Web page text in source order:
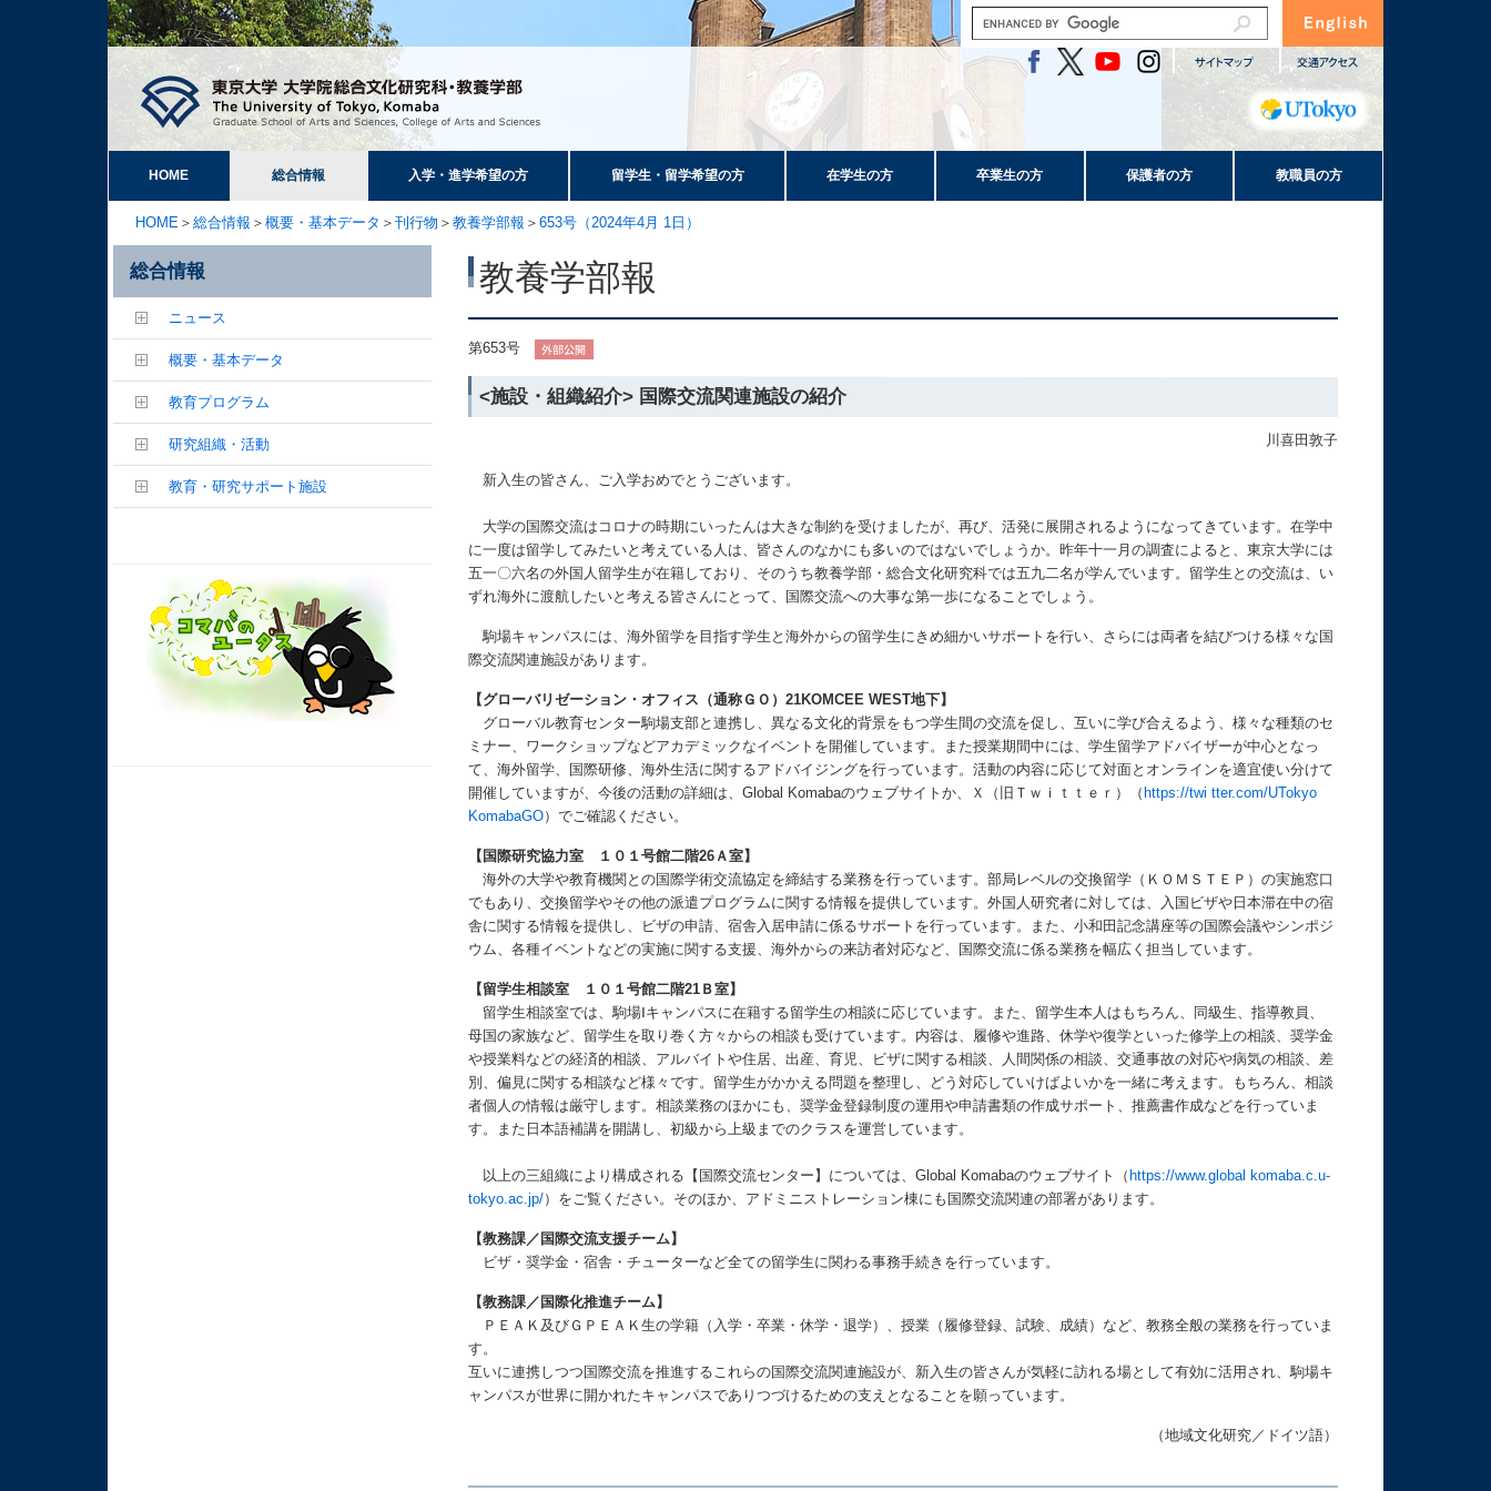
HOME 総合情報 入学・進学希望の方 留学生・留学希望の方 在学生の方 卒業生の方 保護者の方 教職員の方
HOME ＞ 総合情報 ＞ 概要・基本データ ＞ 刊行物 ＞ 教養学部報 ＞ 653号（2024年4月 1日）
教養学部報
第653号
<施設・組織紹介> 国際交流関連施設の紹介
川喜田敦子
新入生の皆さん、ご入学おめでとうございます。
大学の国際交流はコロナの時期にいったんは大きな制約を受けましたが、再び、活発に展開されるようになってきています。在学中
に一度は留学してみたいと考えている人は、皆さんのなかにも多いのではないでしょうか。昨年十一月の調査によると、東京大学には
五一〇六名の外国人留学生が在籍しており、そのうち教養学部・総合文化研究科では五九二名が学んでいます。留学生との交流は、い
ずれ海外に渡航したいと考える皆さんにとって、国際交流への大事な第一歩になることでしょう。
駒場キャンパスには、海外留学を目指す学生と海外からの留学生にきめ細かいサポートを行い、さらには両者を結びつける様々な国
際交流関連施設があります。
【グローバリゼーション・オフィス（通称ＧＯ）21KOM­CEE WEST地下】
グローバル教育センター駒場支部と連携し、異なる文化的背景をもつ学生間の交流を促し、互いに学び合えるよう、様々な種類のセ
ミナー、ワークショップなどアカデミックなイベントを開催しています。また授業期間中には、学生留学アドバイザーが中心となっ
て、海外留学、国際研修、海外生活に関するアドバイジングを行っています。活動の内容に応じて対面とオンラインを適宜使い分けて
開催していますが、今後の活動の詳細は、Global Komabaのウェブサイトか、Ｘ（旧Ｔｗｉｔｔｅｒ）（ https://twi tter.com/UTokyo
KomabaGO）でご確認ください。
【国際研究協力室 １０１号館二階26Ａ室】
海外の大学や教育機関との国際学術交流協定を締結する業務を行っています。部局レベルの交換留学（ＫＯＭＳＴＥＰ）の実施窓口
でもあり、交換留学やその他の派遣プログラムに関する情報を提供しています。外国人研究者に対しては、入国ビザや日本滞在中の宿
舎に関する情報を提供し、ビザの申請、宿舎入居申請に係るサポートを行っています。また、小和田記念講座等の国際会議やシンポジ
ウム、各種イベントなどの実施に関する支援、海外からの来訪者対応など、国際交流に係る業務を幅広く担当しています。
【留学生相談室 １０１号館二階21Ｂ室】
留学生相談室では、駒場Ⅰキャンパスに在籍する留学生の相談に応じています。また、留学生本人はもちろん、同級生、指導教員、
母国の家族など、留学生を取り巻く方々からの相談も受けています。内容は、履修や進路、休学や復学といった修学上の相談、奨学金
や授業料などの経済的相談、アルバイトや住居、出産、育児、ビザに関する相談、人間関係の相談、交通事故の対応や病気の相談、差
別、偏見に関する相談など様々です。留学生がかかえる問題を整理し、どう対応していけばよいかを一緒に考えます。もちろん、相談
者個人の情報は厳守します。相談業務のほかにも、奨学金登録制度の運用や申請書類の作成サポート、推薦書作成などを行っていま
す。また日本語補講を開講し、初級から上級までのクラスを運営しています。
以上の三組織により構成される【国際交流センター】については、Global Komabaのウェブサイト（ https://www.global komaba.c.u-
tokyo.ac.jp/）をご覧ください。そのほか、アドミニストレーション棟にも国際交流関連の部署があります。
【教務課／国際交流支援チーム】
ビザ・奨学金・宿舎・チューターなど全ての留学生に関わる事務手続きを行っています。
【教務課／国際化推進チーム】
ＰＥＡＫ及びＧＰＥＡＫ生の学籍（入学・卒業・休学・退学）、授業（履修登録、試験、成績）など、教務全般の業務を行っていま
す。
互いに連携しつつ国際交流を推進するこれらの国際交流関連施設が、新入生の皆さんが気軽に訪れる場として有効に活用され、駒場キ
ャンパスが世界に開かれたキャンパスでありつづけるための支えとなることを願っています。
（地域文化研究／ドイツ語）
総合情報
ニュース
概要・基本データ
教育プログラム
研究組織・活動
教育・研究サポート施設